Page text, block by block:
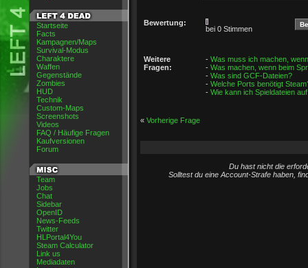
Startseite
Facts
Kampagnen/Maps
Survival-Modus
Charaktere
Waffen
Gegenstände
Zombies
HUD
Technik
Custom-Maps
Screenshots
Videos
FAQ / Häufige Fragen
Kaufversionen
Forum
Team
Jobs
Chat
Sidebar
OpenID
News-Feeds
Twitter
HLPortal4You
Steam Calculator
Link us
Mediadaten
Bewertung:
bei 0 Stimmen
Weitere
Fragen:
- Was muss ich machen,
- Was machen, wenn beim
- Was sind GCF-Dateien?
- Welche Ports benötigt
- Wie kann ich Spieldateien
« Vorherige Frage
Du hast nicht die
Solltest du eine Account-Strafe haben,